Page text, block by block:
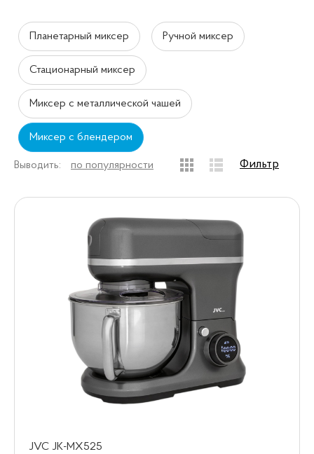
Планетарный миксер Ручной миксер
Стационарный миксер
Миксер с металлической чашей
Миксер с блендером
Выводить: по популярности Фильтр
JVC JK-MX525